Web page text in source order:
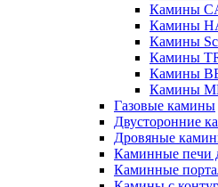
Камины
Камины
Камины
Камины
Камины
Камины
Газовые камины
Двусторонние
Дровяные
Каминные печи
Каминные